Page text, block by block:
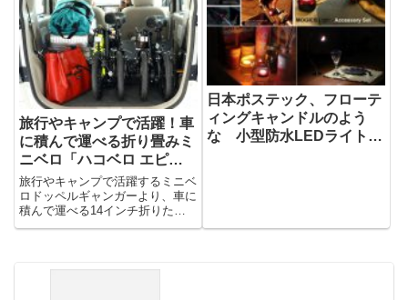
旅行やキャンプで活躍！車
に積んで運べる折り畳みミ
ニベロ「ハコベロ エピ
コ」発売
旅行やキャンプで活躍するミニベ
ロドッペルギャンガーより、車に
積んで運べる14インチ折りたた
み自転車「140-S HakoVelo
地へ車で出かけて、観光エリア内
日本ポステック、フローテ
ィングキャンドルのよう
な 小型防水LEDライト